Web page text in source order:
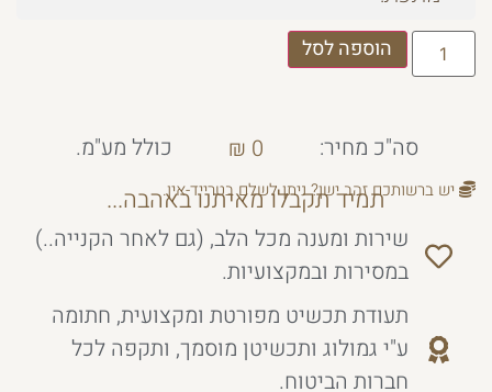
הוספה לסל
סה"כ מחיר: ₪ 0 כולל מע"מ.
יש ברשותכם זהב ישן? ניתן לשלם בטרייד-אין.
תמיד תקבלו מאיתנו באהבה...
שירות ומענה מכל הלב, (גם לאחר הקנייה..)
במסירות ובמקצועיות.
תעודת תכשיט מפורטת ומקצועית, חתומה
ע"י גמולוג ותכשיטן מוסמך, ותקפה לכל
חברות הביטוח.